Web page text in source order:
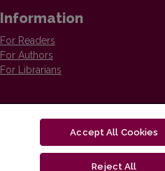
Information
For Readers
For Authors
For Librarians
Accept All Cookies
Reject All